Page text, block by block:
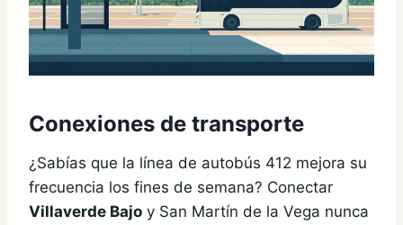
Conexiones de transporte
¿Sabías que la línea de autobús 412 mejora su
frecuencia los fines de semana? Conectar
Villaverde Bajo y San Martín de la Vega nunca